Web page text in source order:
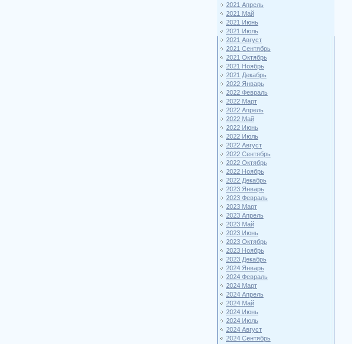
2021 Апрель
2021 Май
2021 Июнь
2021 Июль
2021 Август
2021 Сентябрь
2021 Октябрь
2021 Ноябрь
2021 Декабрь
2022 Январь
2022 Февраль
2022 Март
2022 Апрель
2022 Май
2022 Июнь
2022 Июль
2022 Август
2022 Сентябрь
2022 Октябрь
2022 Ноябрь
2022 Декабрь
2023 Январь
2023 Февраль
2023 Март
2023 Апрель
2023 Май
2023 Июнь
2023 Октябрь
2023 Ноябрь
2023 Декабрь
2024 Январь
2024 Февраль
2024 Март
2024 Апрель
2024 Май
2024 Июнь
2024 Июль
2024 Август
2024 Сентябрь